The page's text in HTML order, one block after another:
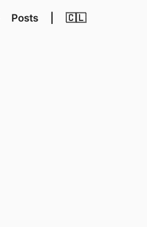
Posts 🇨🇱